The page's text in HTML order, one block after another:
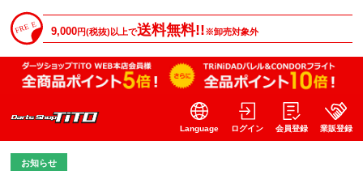
9,000円(税抜)以上で送料無料!!※卸売対象外
Language ログイン 会員登録 業販登録
お知らせ